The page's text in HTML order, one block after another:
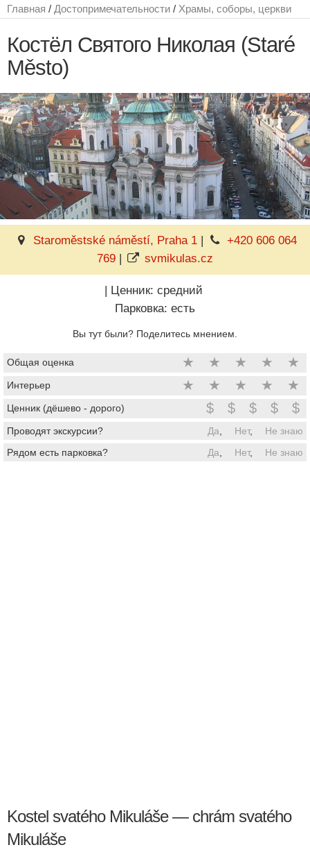
Главная / Достопримечательности / Храмы, соборы, церкви
Костёл Святого Николая (Staré
Město)
Staroměstské náměstí, Praha 1 |
+420 606 064
769| svmikulas.cz
| Ценник: средний
Парковка: есть
Вы тут были? Поделитесь мнением.
Общая оценка ★ ★ ★ ★ ★
Интерьер ★ ★ ★ ★ ★
Ценник (дёшево - дорого) $ $ $ $ $
Проводят экскурсии? Да Нет,
Не знаю
Рядом есть парковка?
Да Нет, Не знаю
Kostel svatého Mikuláše — chrám svatého
Mikuláše